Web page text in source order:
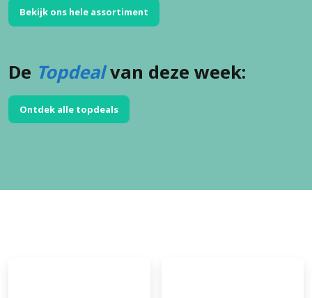
Bekijk ons hele assortiment
De Topdealvan deze week:
Ontdek alle topdeals